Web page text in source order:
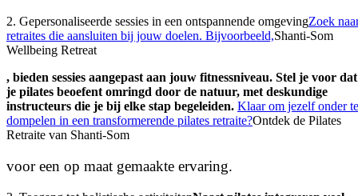
2. Gepersonaliseerde sessies in een ontspannende omgevingZoek
retraites die aansluiten bij jouw doelen. Bijvoorbeeld,Shanti-Som
Wellbeing Retreat
, bieden sessies aangepast aan jouw fitnessniveau. Stel je voor dat
je pilates beoefent omringd door de natuur, met deskundige
instructeurs die je bij elke stap begeleiden. Klaar om jezelf onder te
dompelen in een transformerende pilates retraite?Ontdek de Pilates
Retraite van Shanti-Som
voor een op maat gemaakte ervaring.